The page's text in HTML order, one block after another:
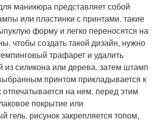
маникюра представляет собой
или пластинки с принтами. такие
форму и легко переносятся на
чтобы создать такой дизайн, нужно
трафарет и удалить
из силикона или дерева. затем штамп
принтом прикладывается к
отпечатывается на нем. перед этим
покрытие или
гель. рисунок закрепляется топом,